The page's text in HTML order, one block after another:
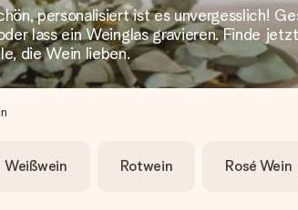
Kunden bewerten uns mit 4,8 bei
- 17:00 Uhr
personalisiert ist es unvergesslich!
lass ein Weinglas gravieren. Finde
die Wein lieben.
Weißwein Rotwein Rosé Wein